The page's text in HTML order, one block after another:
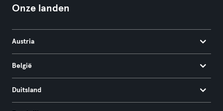
Onze landen
Austria
België
Duitsland